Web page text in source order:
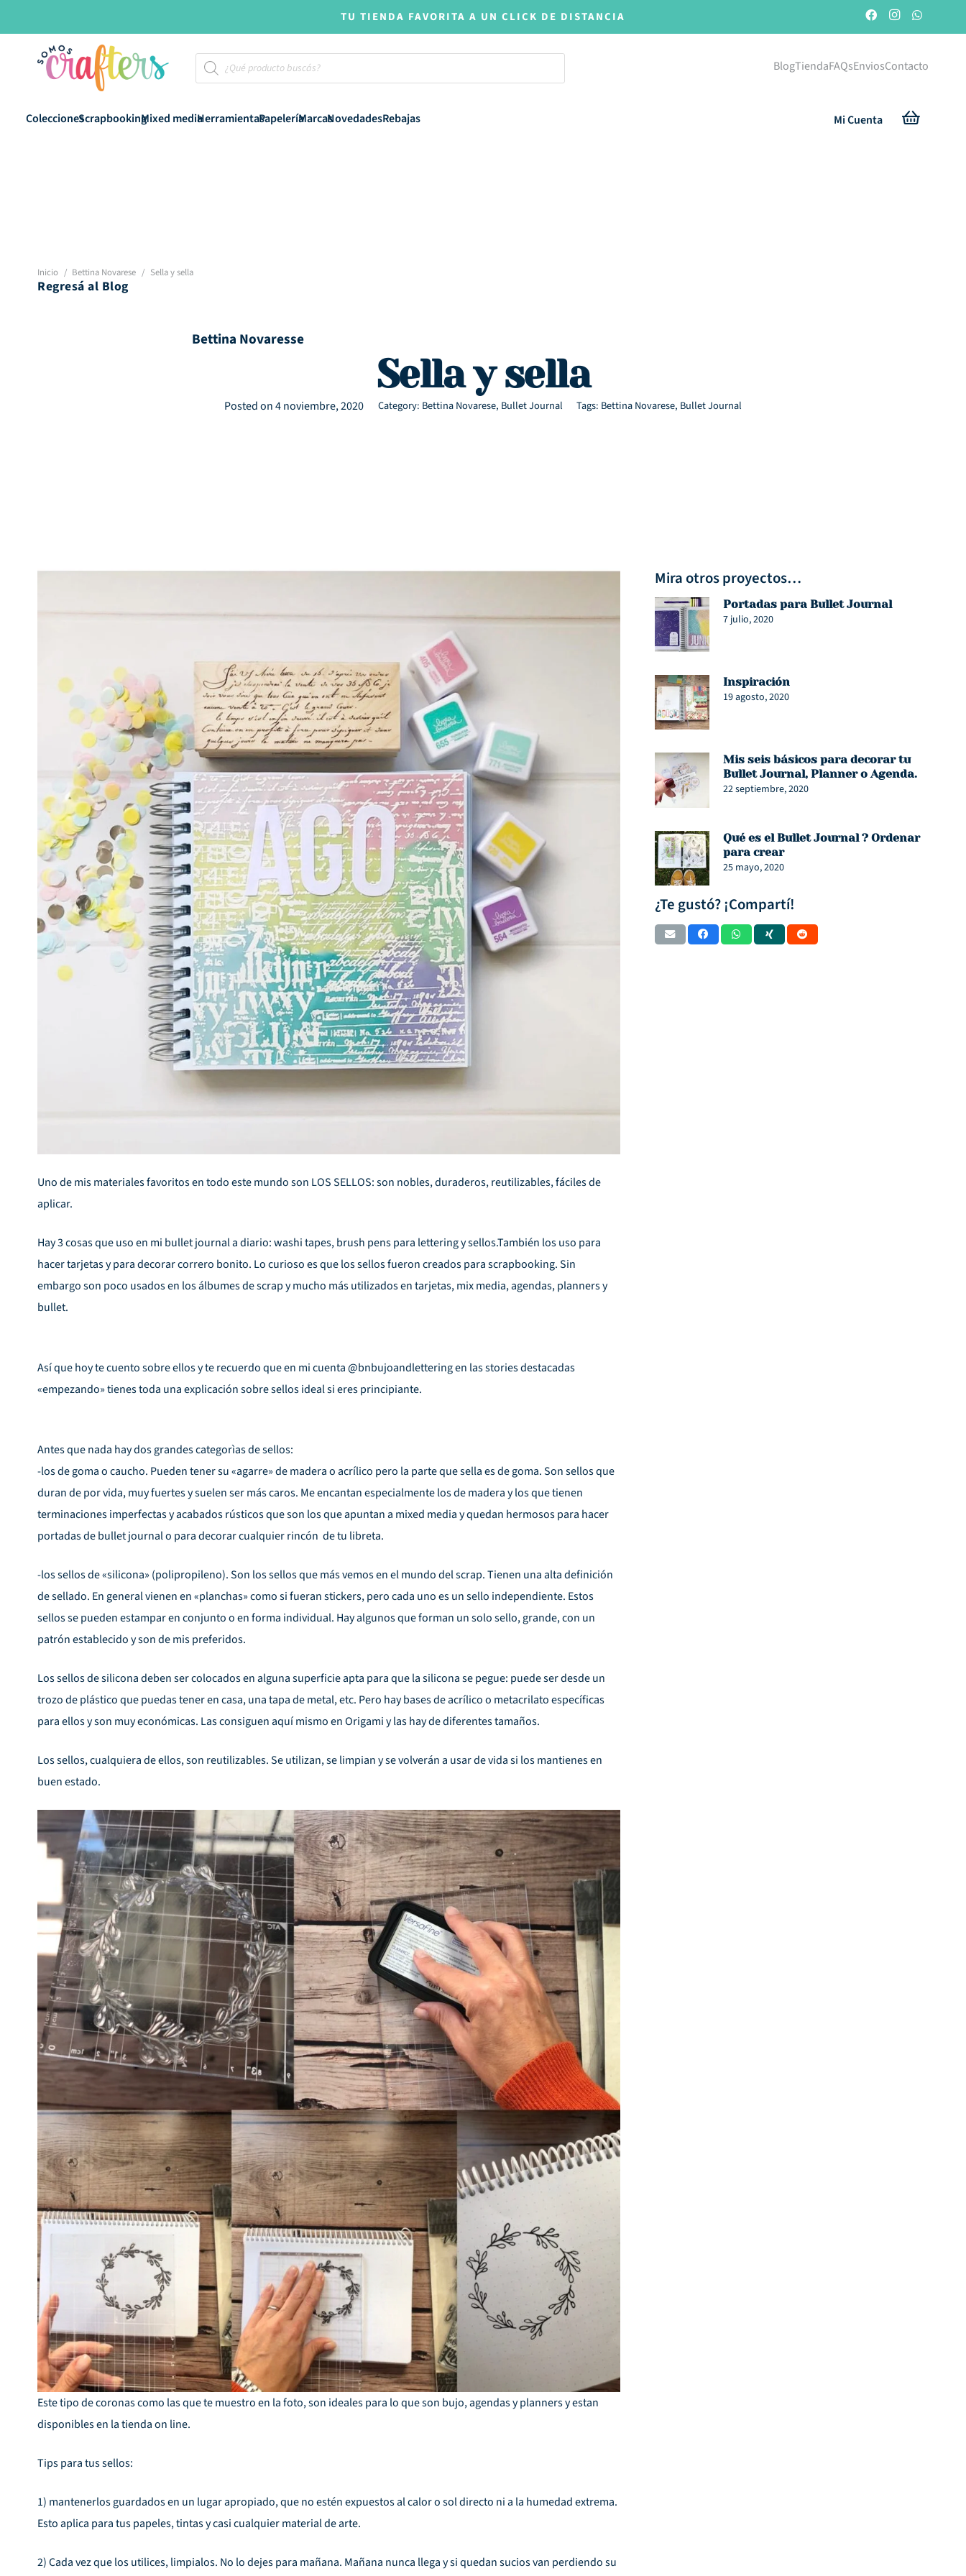
TU TIENDA FAVORITA A UN CLICK DE DISTANCIA
Búsqueda
de
productos
BlogTiendaFAQsEnviosContacto
ColeccionesScrapbookingMixed mediaHerramientasPapeleríaMarcasNovedadesRebajas Mi Cuenta
Inicio / Bettina Novarese / Sella y sella
Regresá al Blog
Bettina Novaresse
Sella y sella
Posted on4 noviembre, 2020 Category: Bettina Novarese, Bullet Journal Tags: Bettina Novarese, Bullet Journal
Uno de mis materiales favoritos en todo este mundo son LOS SELLOS: son nobles, duraderos, reutilizables, fáciles de
aplicar.
Hay 3 cosas que uso en mi bullet journal a diario: washi tapes, brush pens para lettering y sellos.También los uso para
hacer tarjetas y para decorar correro bonito. Lo curioso es que los sellos fueron creados para scrapbooking. Sin
embargo son poco usados en los álbumes de scrap y mucho más utilizados en tarjetas, mix media, agendas, planners y
bullet.
Así que hoy te cuento sobre ellos y te recuerdo que en mi cuenta @bnbujoandlettering en las stories destacadas
«empezando» tienes toda una explicación sobre sellos ideal si eres principiante.
Antes que nada hay dos grandes categorìas de sellos:
-los de goma o caucho. Pueden tener su «agarre» de madera o acrílico pero la parte que sella es de goma. Son sellos que
duran de por vida, muy fuertes y suelen ser más caros. Me encantan especialmente los de madera y los que tienen
terminaciones imperfectas y acabados rústicos que son los que apuntan a mixed media y quedan hermosos para hacer
portadas de bullet journal o para decorar cualquier rincón de tu libreta.
-los sellos de «silicona» (polipropileno). Son los sellos que más vemos en el mundo del scrap. Tienen una alta definición
de sellado. En general vienen en «planchas» como si fueran stickers, pero cada uno es un sello independiente. Estos
sellos se pueden estampar en conjunto o en forma individual. Hay algunos que forman un solo sello, grande, con un
patrón establecido y son de mis preferidos.
Los sellos de silicona deben ser colocados en alguna superficie apta para que la silicona se pegue: puede ser desde un
trozo de plástico que puedas tener en casa, una tapa de metal, etc. Pero haybases de acrílico o metacrilato específicas
para ellos y son muy económicas. Las consiguen aquí mismo en Origami y las hay de diferentes tamaños.
Los sellos, cualquiera de ellos, son reutilizables. Se utilizan, se limpian y se volverán a usar de vida si los mantienes en
buen estado.
Este tipo decoronascomo las que te muestro en la foto, son ideales para lo que son bujo, agendas y planners y estan
disponibles en la tienda on line.
Tips para tus sellos:
1) mantenerlos guardados en un lugar apropiado, que no estén expuestos al calor o sol directo ni a la humedad extrema.
Esto aplica para tus papeles, tintas y casi cualquier material de arte.
2) Cada vez que los utilices, limpialos. No lo dejes para mañana. Mañana nunca llega y si quedan sucios van perdiendo su
Mira otros proyectos…
Portadas para Bullet Journal
7 julio, 2020
Inspiración
19 agosto, 2020
Mis seis básicos para decorar tu
Bullet Journal, Planner o Agenda.
22 septiembre, 2020
Qué es el Bullet Journal ? Ordenar
para crear
25 mayo, 2020
¿Te gustó? ¡Compartí!